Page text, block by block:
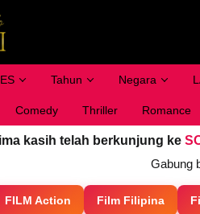
Tahun Negara
Comedy Thriller Romance
kasih telah berkunjung ke
Gabung
FILM Action Film Filipina